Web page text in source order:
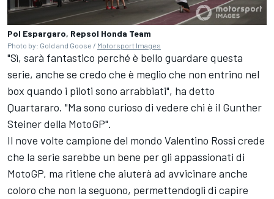
Pol Espargaro, Repsol Honda Team
Photo by: Gold and Goose / Motorsport Images
"Sì, sarà fantastico perché è bello guardare questa
serie, anche se credo che è meglio che non entrino nel
box quando i piloti sono arrabbiati", ha detto
Quartararo. "Ma sono curioso di vedere chi è il Gunther
Steiner della MotoGP".
Il nove volte campione del mondo Valentino Rossi crede
che la serie sarebbe un bene per gli appassionati di
MotoGP, ma ritiene che aiuterà ad avvicinare anche
coloro che non la seguono, permettendogli di capire